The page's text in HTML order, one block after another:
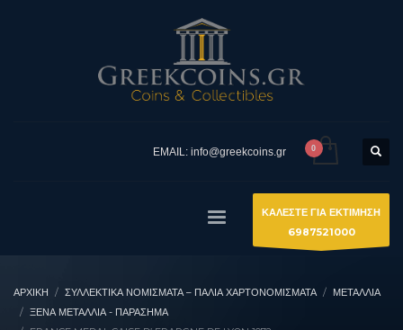
EMAIL: info@greekcoins.gr
ΚΑΛΕΣΤΕ ΓΙΑ ΕΚΤΙΜΗΣΗ
6987521000
ΑΡΧΙΚΉ ΣΥΛΛΕΚΤΙΚΆ ΝΟΜΊΣΜΑΤΑ – ΠΑΛΙΆ ΧΑΡΤΟΝΟΜΊΣΜΑΤΑ
ΜΕΤΑΛΛΙΑ
ΞΈΝΑ ΜΕΤΆΛΛΙΑ - ΠΑΡΆΣΗΜΑ